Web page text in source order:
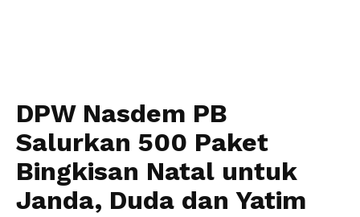
DPW Nasdem PB
Salurkan 500 Paket
Bingkisan Natal untuk
Janda, Duda dan Yatim